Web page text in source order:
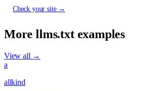
Check your site →
More llms.txt examples
View all →
a
allkind